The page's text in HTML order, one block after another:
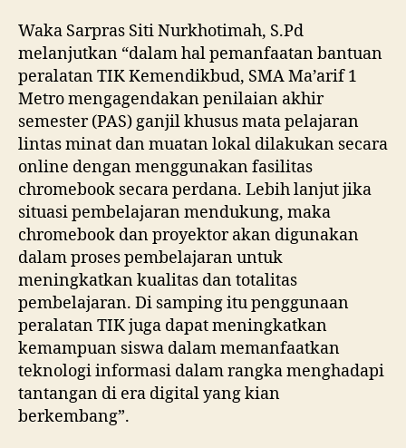
Waka Sarpras Siti Nurkhotimah, S.Pd
melanjutkan “dalam hal pemanfaatan bantuan
peralatan TIK Kemendikbud, SMA Ma’arif 1
Metro mengagendakan penilaian akhir
semester (PAS) ganjil khusus mata pelajaran
lintas minat dan muatan lokal dilakukan secara
online dengan menggunakan fasilitas
chromebook secara perdana. Lebih lanjut jika
situasi pembelajaran mendukung, maka
chromebook dan proyektor akan digunakan
dalam proses pembelajaran untuk
meningkatkan kualitas dan totalitas
pembelajaran. Di samping itu penggunaan
peralatan TIK juga dapat meningkatkan
kemampuan siswa dalam memanfaatkan
teknologi informasi dalam rangka menghadapi
tantangan di era digital yang kian
berkembang”.